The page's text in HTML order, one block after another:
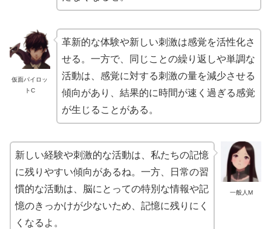
仮面パイロッ
トC
革新的な体験や新しい刺激は感覚を活性化さ
せる。一方で、同じことの繰り返しや単調な
活動は、感覚に対する刺激の量を減少させる
傾向があり、結果的に時間が速く過ぎる感覚
が生じることがある。
一般人M
新しい経験や刺激的な活動は、私たちの記憶
に残りやすい傾向があるね。一方、日常の習
慣的な活動は、脳にとっての特別な情報や記
憶のきっかけが少ないため、記憶に残りにく
くなるよ。